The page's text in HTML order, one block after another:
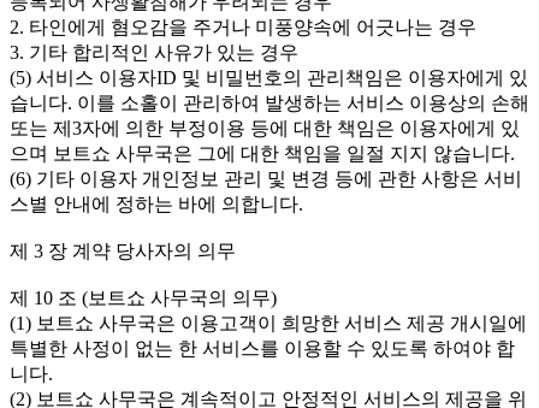
2. 타인에게 혐오감을 주거나 미풍양속에 어긋나는 경우
3. 기타 합리적인 사유가 있는 경우
(5) 서비스 이용자ID 및 비밀번호의 관리책임은 이용자에게 있
습니다. 이를 소홀이 관리하여 발생하는 서비스 이용상의 손해
또는 제3자에 의한 부정이용 등에 대한 책임은 이용자에게 있
으며 보트쇼 사무국은 그에 대한 책임을 일절 지지 않습니다.
(6) 기타 이용자 개인정보 관리 및 변경 등에 관한 사항은 서비
스별 안내에 정하는 바에 의합니다.
제 3 장 계약 당사자의 의무
제 10 조 (보트쇼 사무국의 의무)
(1) 보트쇼 사무국은 이용고객이 희망한 서비스 제공 개시일에
특별한 사정이 없는 한 서비스를 이용할 수 있도록 하여야 합
니다.
(2) 보트쇼 사무국은 계속적이고 안정적인 서비스의 제공을 위